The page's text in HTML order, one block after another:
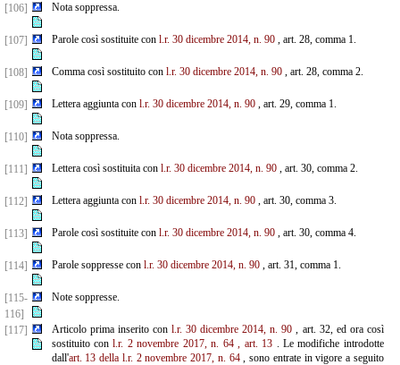
[106] Nota soppressa.
[107] Parole così sostituite con l.r. 30 dicembre 2014, n. 90, art. 28, comma 1.
[108] Comma così sostituito con l.r. 30 dicembre 2014, n. 90, art. 28, comma 2.
[109] Lettera aggiunta con l.r. 30 dicembre 2014, n. 90, art. 29, comma 1.
[110] Nota soppressa.
[111] Lettera così sostituita con l.r. 30 dicembre 2014, n. 90, art. 30, comma 2.
[112] Lettera aggiunta con l.r. 30 dicembre 2014, n. 90, art. 30, comma 3.
[113] Parole così sostituite con l.r. 30 dicembre 2014, n. 90, art. 30, comma 4.
[114] Parole soppresse con l.r. 30 dicembre 2014, n. 90, art. 31, comma 1.
[115-
116]
Note soppresse.
[117] Articolo prima inserito con l.r. 30 dicembre 2014, n. 90 , art. 32, ed ora così
sostituito conl.r. 2 novembre 2017, n. 64 , art. 13 . Le modifiche introdotte
dall'art. 13 della l.r. 2 novembre 2017, n. 64, sono entrate in vigore a seguito